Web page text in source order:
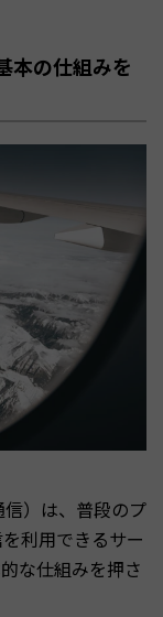
本の仕組みを
）は、普段のプ
利用できるサー
な仕組みを押さ